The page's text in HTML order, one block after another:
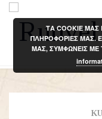
ΤΑ COOKIE
ΠΛΗΡΟΦΟΡΙΕΣ ΜΑΣ.
ΜΑΣ, ΣΥΜΦΩΝΕΙΣ ΜΕ